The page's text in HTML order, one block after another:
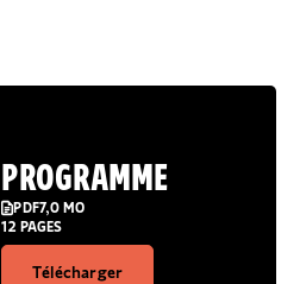
PROGRAMME
PDF7,0 MO
12 PAGES
Télécharger